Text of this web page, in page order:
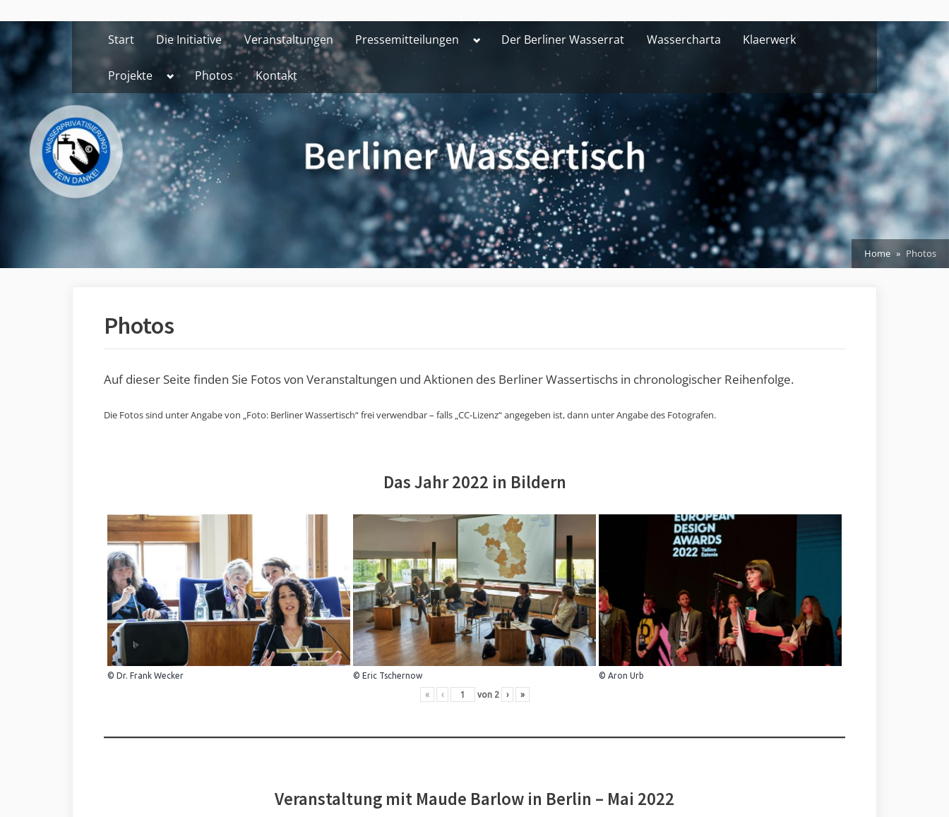
to
content
Start Die Initiative Veranstaltungen Pressemitteilungen ToggleDer Berliner Wasserrat Wassercharta Klaerwerk
Projekte Toggle
menu
Photos Kontakt
Home Photos
Photos
Auf dieser Seite finden Sie Fotos von Veranstaltungen und Aktionen des Berliner Wassertischs in chronologischer Reihenfolge.
Die Fotos sind unter Angabe von „Foto: Berliner Wassertisch“ frei verwendbar – falls „CC-Lizenz“ angegeben ist, dann unter Angabe des Fotografen.
Das Jahr 2022 in Bildern
© Dr. Frank Wecker © Eric Tschernow © Aron Urb
« ‹ von 2 › »
Veranstaltung mit Maude Barlow in Berlin – Mai 2022